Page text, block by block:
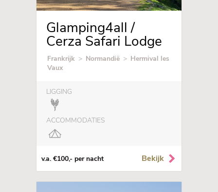
Glamping4all /
Cerza Safari Lodge
Frankrijk > Normandië > Hermival les
Vaux
LIGGING
ACCOMMODATIES
v.a. €100,- per nacht Bekijk